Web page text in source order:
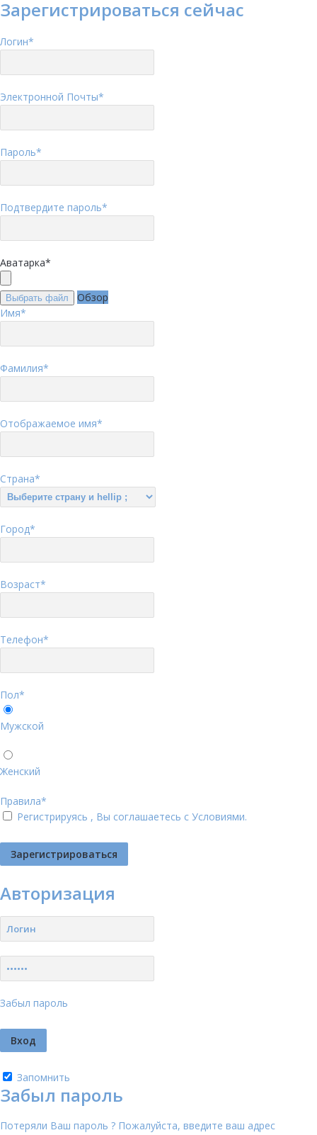
Зарегистрироваться сейчас
Логин*
Электронной Почты*
Пароль*
Подтвердите пароль*
Аватарка*
Выбрать файл
Обзор
Имя*
Фамилия*
Отображаемое имя*
Страна*
Город*
Возраст*
Телефон*
Пол*
Мужской
Женский
Правила*
Регистрируясь , Вы соглашаетесь с Условиями.
Авторизация
Забыл пароль
Запомнить
Забыл пароль
Потеряли Ваш пароль ? Пожалуйста, введите ваш адрес